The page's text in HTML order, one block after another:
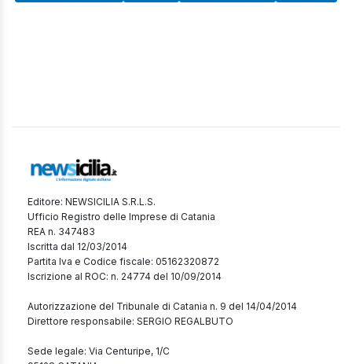
Editore: NEWSICILIA S.R.L.S.
Ufficio Registro delle Imprese di Catania
REA n. 347483
Iscritta dal 12/03/2014
Partita Iva e Codice fiscale: 05162320872
Iscrizione al ROC: n. 24774 del 10/09/2014
Autorizzazione del Tribunale di Catania n. 9 del 14/04/2014
Direttore responsabile: SERGIO REGALBUTO
Sede legale: Via Centuripe, 1/C